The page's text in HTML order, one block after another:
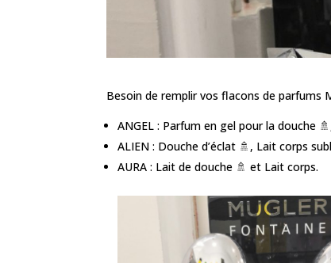
Besoin de remplir vos flacons de parfums
ANGEL : Parfum en gel pour la douche
ALIEN : Douche d’éclat 🚿, Lait corps
AURA : Lait de douche 🚿 et Lait corps.